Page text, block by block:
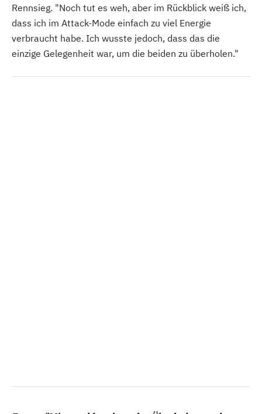
Rennsieg. "Noch tut es weh, aber im Rückblick weiß ich,
dass ich im Attack-Mode einfach zu viel Energie
verbraucht habe. Ich wusste jedoch, dass das die
einzige Gelegenheit war, um die beiden zu überholen."